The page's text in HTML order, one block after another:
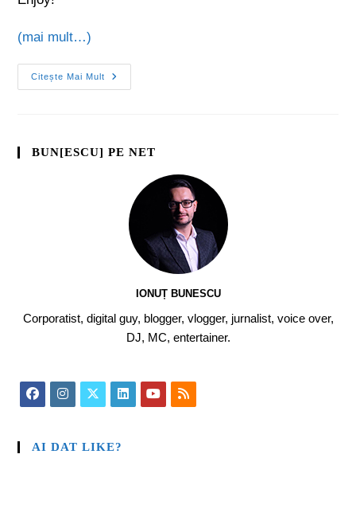
(mai mult…)
Citește Mai Mult
BUN[ESCU] PE NET
IONUȚ BUNESCU
Corporatist, digital guy, blogger, vlogger, jurnalist, voice over,
DJ, MC, entertainer.
AI DAT LIKE?